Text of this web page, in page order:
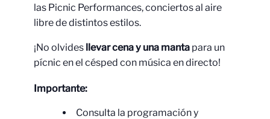
las Picnic Performances, conciertos al aire
libre de distintos estilos.
¡No olvides llevar cena y una manta para un
pícnic en el césped con música en directo!
Importante:
Consulta la programación y